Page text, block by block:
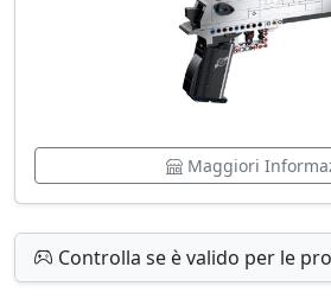
Maggiori
Controlla se è valido per le